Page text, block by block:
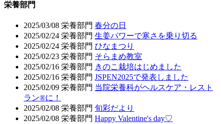
栄養部門
2025/03/08 栄養部門 春分の日
2025/02/24 栄養部門 生姜パワーで寒さを乗り切る
2025/02/24 栄養部門 ひなまつり
2025/02/23 栄養部門 そらまめ教室
2025/02/16 栄養部門 きのこ栽培はじめました
2025/02/16 栄養部門 JSPEN2025で発表しました
2025/02/09 栄養部門 当院栄養科がヘルスケア・レスト
ラン®に！
2025/02/08 栄養部門 旬彩だより
2025/02/08 栄養部門 Happy Valentine's day♡